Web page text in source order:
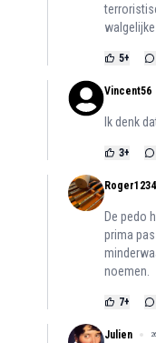
5+
Vincent56
Ik denk
3+
Roger1234
De pedo
prima
noemen.
7+
Julien